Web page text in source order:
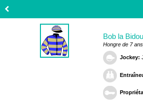
Bob la
Hongre de 7
Jockey: